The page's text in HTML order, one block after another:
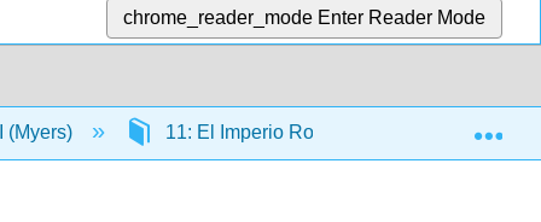
chrome_reader_mode Enter Reader Mode
(Myers) 11: El Imperio Romano 11.3: